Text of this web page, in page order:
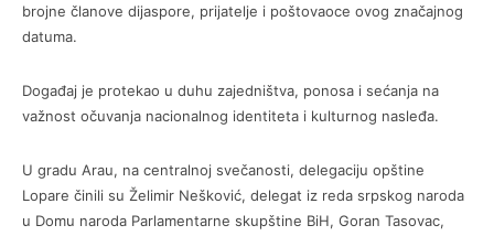
brojne članove dijaspore, prijatelje i poštovaoce ovog značajnog
datuma.
Događaj je protekao u duhu zajedništva, ponosa i sećanja na
važnost očuvanja nacionalnog identiteta i kulturnog nasleđa.
U gradu Arau, na centralnoj svečanosti, delegaciju opštine
Lopare činili su Želimir Nešković, delegat iz reda srpskog naroda
u Domu naroda Parlamentarne skupštine BiH, Goran Tasovac,